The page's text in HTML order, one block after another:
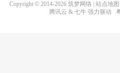
Copyright © 2014-2026 筑梦网络 站点地图
腾讯云 & 七牛强力驱动